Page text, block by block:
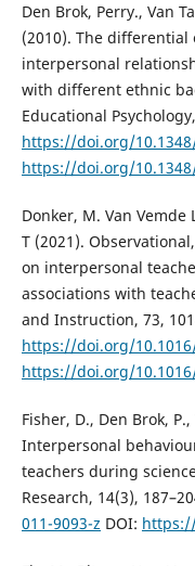
Den Brok, Perry., Van
(2010). The
interpersonal
with different ethnic
Educational
https://doi.org/
https://doi.org/
Donker, M. Van Vemde
T (2021).
on interpersonal
associations with
and Instruction, 73,
https://doi.org/
https://doi.org/
Fisher, D., Den Brok,
Interpersonal
teachers during
Research, 14(3),
011-9093-z DOI: